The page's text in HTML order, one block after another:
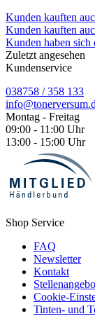
Kunden kauften
Kunden kauften
Kunden haben sich
Zuletzt angesehen
Kundenservice
038758 / 358 133
Montag - Freitag
09:00 - 11:00 Uhr
13:00 - 15:00 Uhr
Shop Service
FAQ
Newsletter
Kontakt
Cookie-
Tinten- und